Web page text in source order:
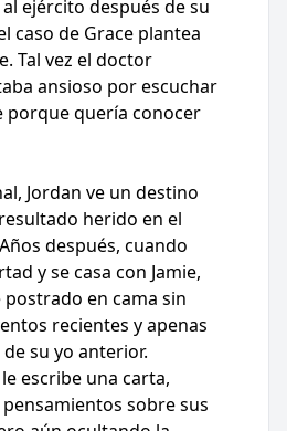
ejército después de su
caso de Grace plantea
Tal vez el doctor
ansioso por escuchar
porque quería conocer
Jordan ve un destino
herido en el
después, cuando
y se casa con Jamie,
postrado en cama sin
recientes y apenas
su yo anterior.
escribe una carta,
sobre sus